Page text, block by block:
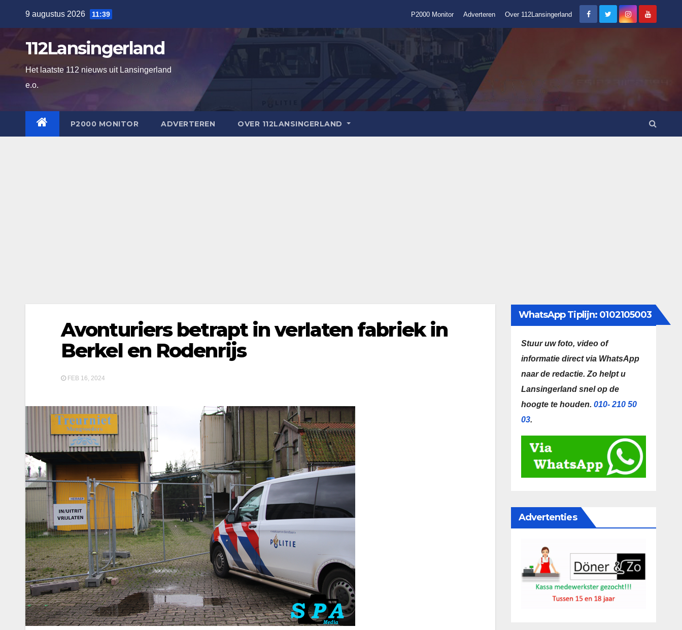
inhoud
9 augustus 2026 11:39 P2000 Monitor Adverteren Over 112Lansingerland
112Lansingerland
Het laatste 112 nieuws uit Lansingerland
e.o.
P2000 MONITOR ADVERTEREN OVER 112LANSINGERLAND
Avonturiers betrapt in verlaten fabriek in
Berkel en Rodenrijs
FEB 16, 2024
WhatsApp Tiplijn: 0102105003
Stuur uw foto, video of
informatie direct via WhatsApp
naar de redactie. Zo helpt u
Lansingerland snel op de
hoogte te houden. 010- 210 50
03.
Advertenties